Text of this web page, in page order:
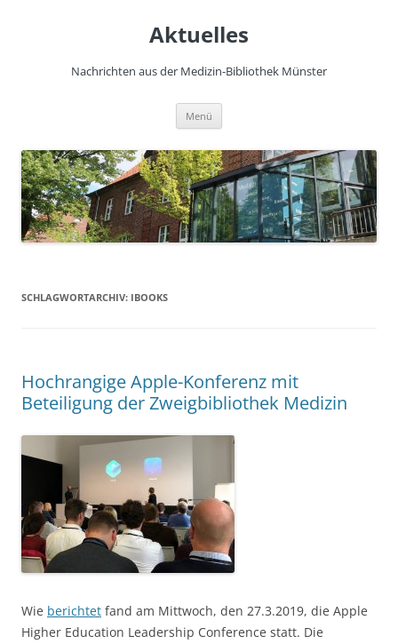
Aktuelles
Nachrichten aus der Medizin-Bibliothek Münster
Menü
SCHLAGWORTARCHIV: IBOOKS
Hochrangige Apple-Konferenz mit
Beteiligung der Zweigbibliothek Medizin
Wie berichtet fand am Mittwoch, den 27.3.2019, die Apple
Higher Education Leadership Conference statt. Die